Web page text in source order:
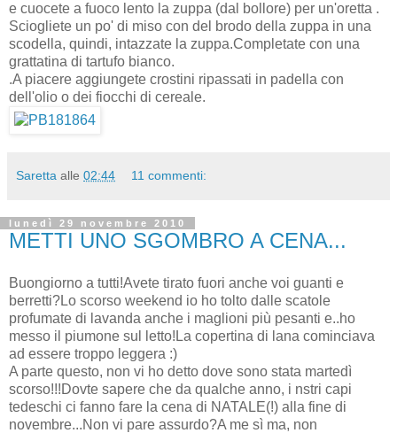
e cuocete a fuoco lento la zuppa (dal bollore) per un'oretta .
Sciogliete un po' di miso con del brodo della zuppa in una
scodella, quindi, intazzate la zuppa.Completate con una
grattatina di tartufo bianco.
.A piacere aggiungete crostini ripassati in padella con
dell'olio o dei fiocchi di cereale.
Saretta alle 02:44 11 commenti:
lunedì 29 novembre 2010
METTI UNO SGOMBRO A CENA...
Buongiorno a tutti!Avete tirato fuori anche voi guanti e
berretti?Lo scorso weekend io ho tolto dalle scatole
profumate di lavanda anche i maglioni più pesanti e..ho
messo il piumone sul letto!La copertina di lana cominciava
ad essere troppo leggera :)
A parte questo, non vi ho detto dove sono stata martedì
scorso!!!Dovte sapere che da qualche anno, i nstri capi
tedeschi ci fanno fare la cena di NATALE(!) alla fine di
novembre...Non vi pare assurdo?A me sì ma, non